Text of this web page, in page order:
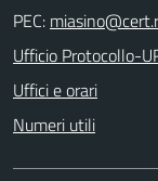
PEC:
Ufficio Protocollo-
Uffici e orari
Numeri utili